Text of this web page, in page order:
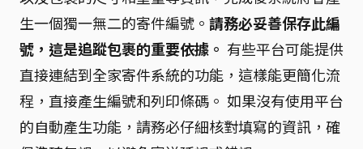
生一個獨一無二的寄件編號。 請務必妥善保存此編
號，這是追蹤包裹的重要依據。 有些平台可能提供
直接連結到全家寄件系統的功能，這樣能更簡化流
程，直接產生編號和列印條碼。 如果沒有使用平台
的自動產生功能，請務必仔細核對填寫的資訊，確